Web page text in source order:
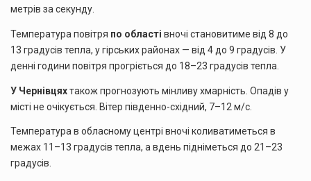
метрів за секунду.
Температура повітря по області вночі становитиме від 8 до
13 градусів тепла, у гірських районах — від 4 до 9 градусів. У
денні години повітря прогріється до 18–23 градусів тепла.
У Чернівцяхтакож прогнозують мінливу хмарність. Опадів у
місті не очікується. Вітер південно-східний, 7–12 м/с.
Температура в обласному центрі вночі коливатиметься в
межах 11–13 градусів тепла, а вдень підніметься до 21–23
градусів.